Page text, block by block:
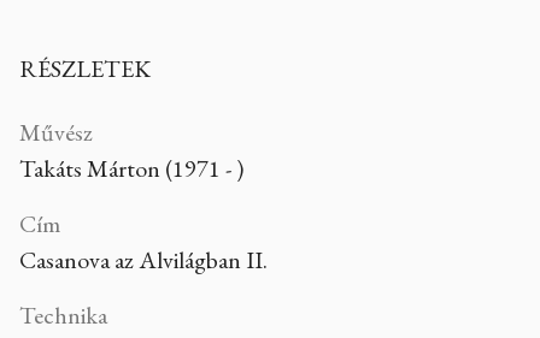
RÉSZLETEK
Művész
Takáts Márton (1971 - )
Cím
Casanova az Alvilágban II.
Technika